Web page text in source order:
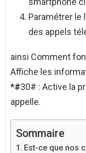
Paramétrer le
des appels
ainsi Comment
Affiche les
*#30# : Active la
appelle.
Sommaire
Est-ce que nos